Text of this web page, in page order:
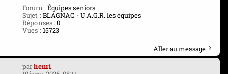
Forum :Équipes seniors
Sujet :BLAGNAC - U.A.G.R. les équipes
Réponses :0
Vues :15723
Aller au message
parhenri